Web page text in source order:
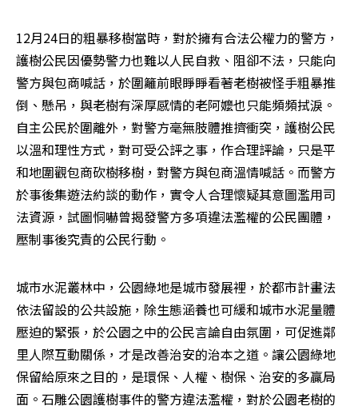
12月24日的粗暴移樹當時，對於擁有合法公權力的警方，
護樹公民因優勢警力也難以人民自救、阻卻不法，只能向
警方與包商喊話，於圍籬前眼睜睜看著老樹被怪手粗暴推
倒、懸吊，與老樹有深厚感情的老阿嬤也只能頻頻拭淚。
自主公民於圍離外，對警方毫無肢體推擠衝突，護樹公民
以溫和理性方式，對可受公評之事，作合理評論，只是平
和地圍觀包商砍樹移樹，對警方與包商溫情喊話。而警方
於事後集遊法約談的動作，實令人合理懷疑其意圖濫用司
法資源，試圖恫嚇曾揭發警方多項違法濫權的公民團體，
壓制事後究責的公民行動。
城市水泥叢林中，公園綠地是城市發展裡，於都市計畫法
依法留設的公共設施，除生態涵養也可緩和城市水泥量體
壓迫的緊張，於公園之中的公民言論自由氛圍，可促進鄰
里人際互動關係，才是改善治安的治本之道。讓公園綠地
保留給原來之目的，是環保、人權、樹保、治安的多贏局
面。石雕公園護樹事件的警方違法濫權，對於公園老樹的